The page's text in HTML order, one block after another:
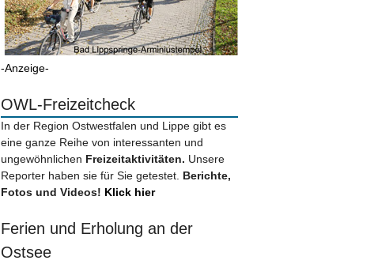
-Anzeige-
OWL-Freizeitcheck
In der Region Ostwestfalen und Lippe gibt es
eine ganze Reihe von interessanten und
ungewöhnlichen Freizeitaktivitäten. Unsere
Reporter haben sie für Sie getestet. Berichte,
Fotos und Videos! Klick hier
Ferien und Erholung an der
Ostsee